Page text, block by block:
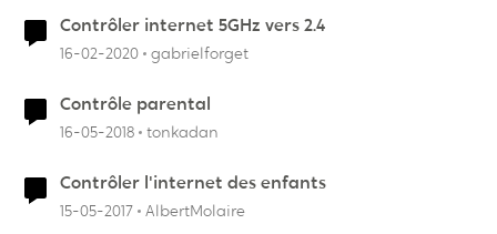
Contrôler internet 5GHz vers 2.4
16-02-2020 gabrielforget
Contrôle parental
16-05-2018 tonkadan
Contrôler l'internet des enfants
15-05-2017 AlbertMolaire